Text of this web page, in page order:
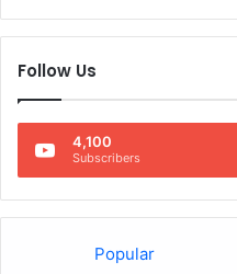
Follow Us
4,100
Subscribers
Popular